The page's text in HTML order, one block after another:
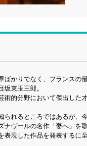
ばかりでなく、フランス
坂東玉三郎。
的分野において傑出した
られるところではあるが
ナヴールの名作「妻へ」
現した作品を発表するに至